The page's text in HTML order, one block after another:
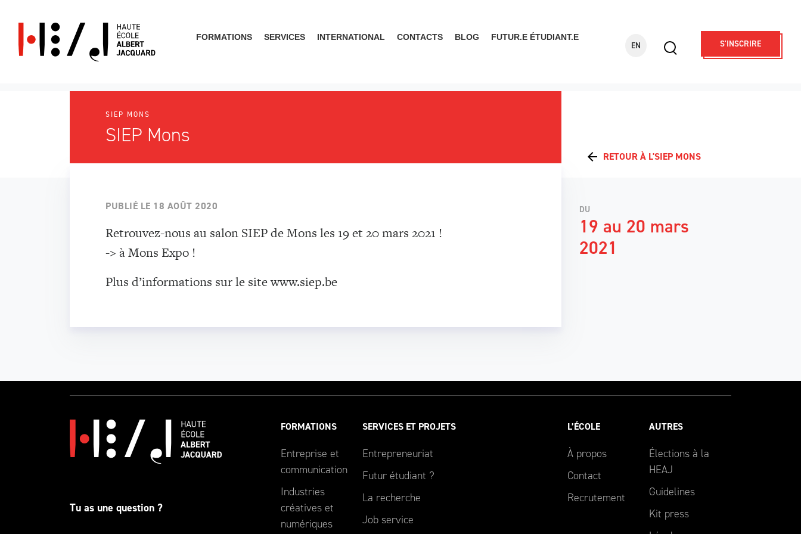
FORMATIONS SERVICES INTERNATIONAL CONTACTS BLOG FUTUR.E ÉTUDIANT.E
EN
Display
S'INSCRIRE
Que cherches-tu?
SIEP MONS
SIEP Mons
PUBLIÉ LE 18 AOÛT 2020
Retrouvez-nous au salon SIEP de Mons les 19 et 20 mars 2021 !
-> à Mons Expo !
Plus d’informations sur le site www.siep.be
RETOUR À L'SIEP MONS
DU
19 au 20 mars
2021
Tu as une question ?
FORMATIONS
Entreprise et
communication
Industries
créatives et
numériques
SERVICES ET PROJETS
Entrepreneuriat
Futur étudiant ?
La recherche
Job service
L’ÉCOLE
À propos
Contact
Recrutement
AUTRES
Élections à la
HEAJ
Guidelines
Kit press